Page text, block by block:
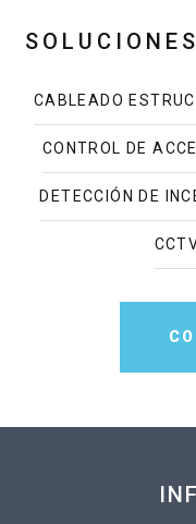
CABLEADO
CONTROL DE
DETECCIÓN DE